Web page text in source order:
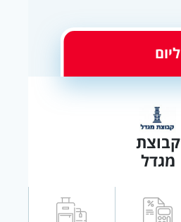
קבוצת
מגדל
ליום